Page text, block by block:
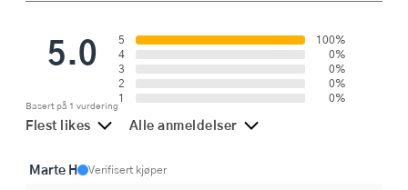
5.0
Basert på 1 vurdering
5
100%
4
0%
3
0%
2
0%
1
0%
Flest likes Alle anmeldelser
Marte H Verifisert kjøper